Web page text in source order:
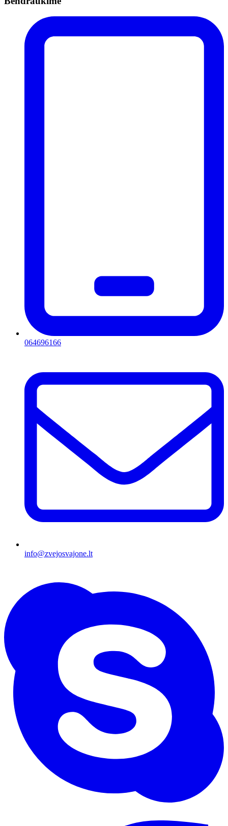
064696166
info@zvejosvajone.lt